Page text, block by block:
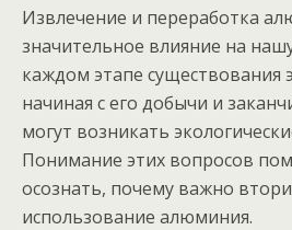
Извлечение и переработка
значительное влияние на
каждом этапе существования
начиная с его добычи и
могут возникать
Понимание этих вопросов
осознать, почему важно
использование алюминия.